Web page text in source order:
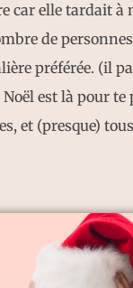
car elle tardait à
de
préférée. (il
Noël est là pour
et (presque)